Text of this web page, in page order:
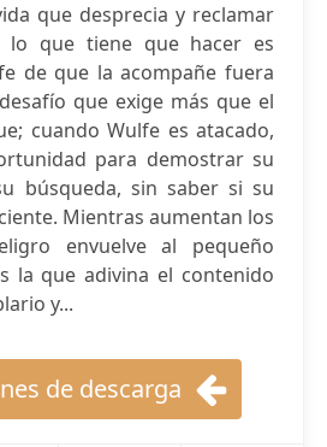
que desprecia y reclamar
lo que tiene que hacer es
de que la acompañe fuera
que exige más que el
cuando Wulfe es atacado,
para demostrar su
búsqueda, sin saber si su
Mientras aumentan los
envuelve al pequeño
la que adivina el contenido
y...
de descarga